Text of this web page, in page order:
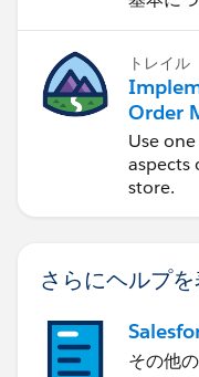
トレイル
Order
a B2B,
Use
aspects
store.
さらにヘルプ
その他